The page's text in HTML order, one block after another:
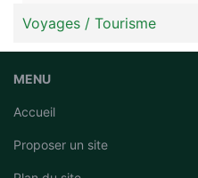
Voyages / Tourisme
MENU
Accueil
Proposer un site